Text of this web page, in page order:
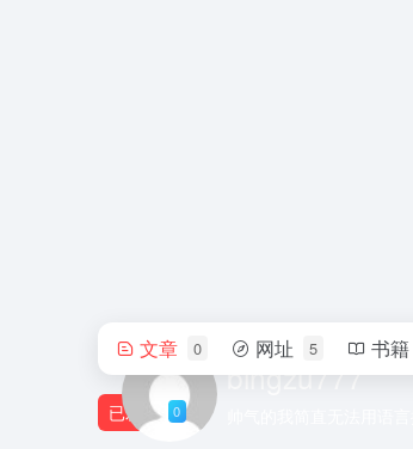
bingzu777
文章 0 网址 5 书籍
已发布 0